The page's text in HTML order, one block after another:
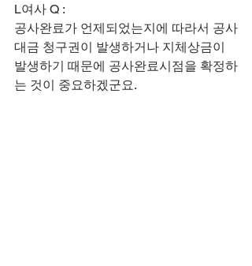
L여사 Q :
공사완료가 언제되었는지에 따라서 공사
대금 청구권이 발생하거나 지체상금이
발생하기 때문에 공사완료시점을 확정하
는 것이 중요하겠군요.